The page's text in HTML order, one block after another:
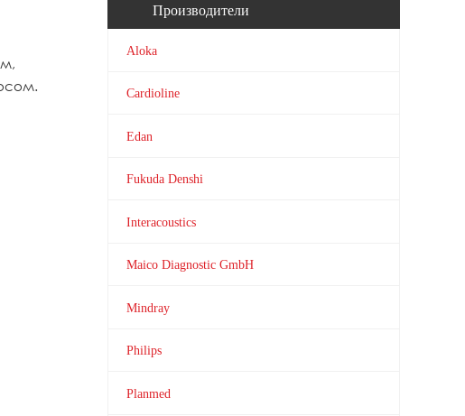
Производители
Aloka
Cardioline
Edan
Fukuda Denshi
Interacoustics
Maico Diagnostic GmbH
Mindray
Philips
Planmed